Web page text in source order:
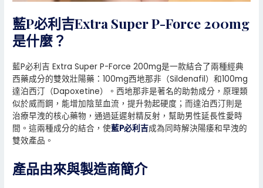
藍P必利吉Extra Super P-Force 200mg
是什麼？
藍P必利吉 Extra Super P-Force 200mg是一款結合了兩種經典
西藥成分的雙效壯陽藥：100mg西地那非（Sildenafil）和100mg
達泊西汀（Dapoxetine）。西地那非是著名的助勃成分，原理類
似於威而鋼，能增加陰莖血流，提升勃起硬度；而達泊西汀則是
治療早洩的核心藥物，通過延遲射精反射，幫助男性延長性愛時
間。這兩種成分的結合，使藍P必利吉成為同時解決陽痿和早洩的
雙效產品。
產品由來與製造商簡介